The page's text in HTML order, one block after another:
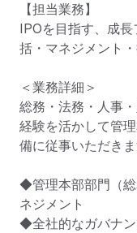
【担当業務】
IPOを目指す、成
括・マネジメント
＜業務詳細＞
総務・法務・人事
経験を活かして管
備に従事いただきま
◆管理本部部門（
ネジメント
◆全社的なガバナ